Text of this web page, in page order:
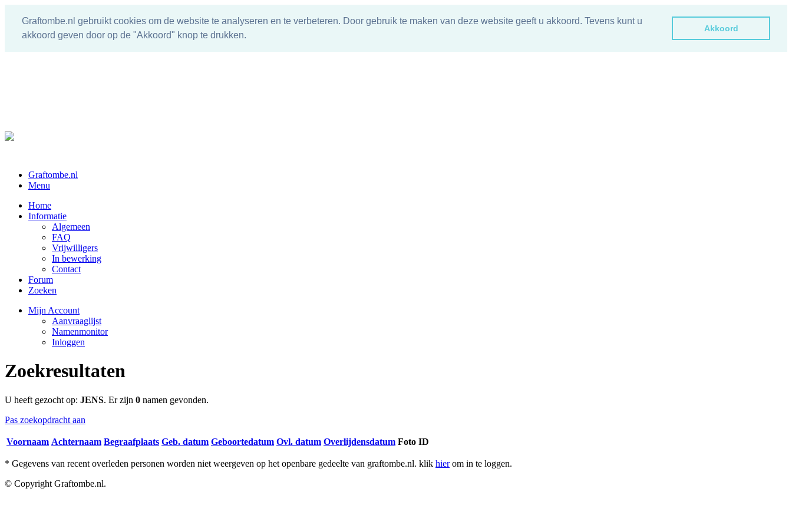
Graftombe.nl gebruikt cookies om de website te analyseren en te verbeteren. Door gebruik te maken van deze website geeft u akkoord. Tevens kunt u
akkoord geven door op de "Akkoord" knop te drukken.
Akkoord
Graftombe.nl
Menu
Home
Informatie
Algemeen
FAQ
Vrijwilligers
In bewerking
Contact
Forum
Zoeken
Mijn Account
Aanvraaglijst
Namenmonitor
Inloggen
Zoekresultaten
U heeft gezocht op: JENS. Er zijn 0 namen gevonden.
Pas zoekopdracht aan
Voornaam Achternaam Begraafplaats Geb. datum Geboortedatum Ovl. datum Overlijdensdatum Foto ID
* Gegevens van recent overleden personen worden niet weergeven op het openbare gedeelte van graftombe.nl. klik hierom in te loggen.
© Copyright Graftombe.nl.